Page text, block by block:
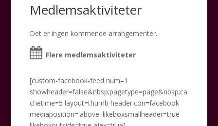
Medlemsaktiviteter
Det er ingen kommende arrangementer.
Flere medlemsaktiviteter
[custom-facebook-feed num=1
showheader=false&nbsp;pagetype=page&nbsp;ca
chetime=5 layout=thumb headericon=facebook
mediaposition='above' likeboxsmallheader=true